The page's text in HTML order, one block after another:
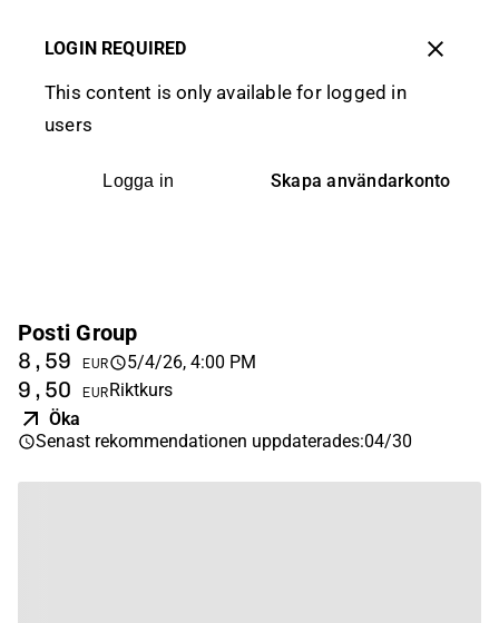
LOGIN REQUIRED
This content is only available for logged in
users
Logga in Skapa användarkonto
Posti Group
8,59 EUR 5/4/26, 4:00 PM
9,50 EURRiktkurs
Öka
Senast rekommendationen uppdaterades:04/30